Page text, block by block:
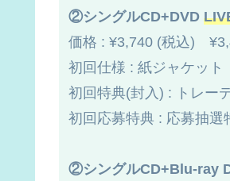
②シングルCD+DVD
価格 : ¥3,740 (税込)
初回仕様 : 紙ジャケット
初回特典(封入) : トレー
初回応募特典 : 応募抽選
②シングルCD+Blu-ray